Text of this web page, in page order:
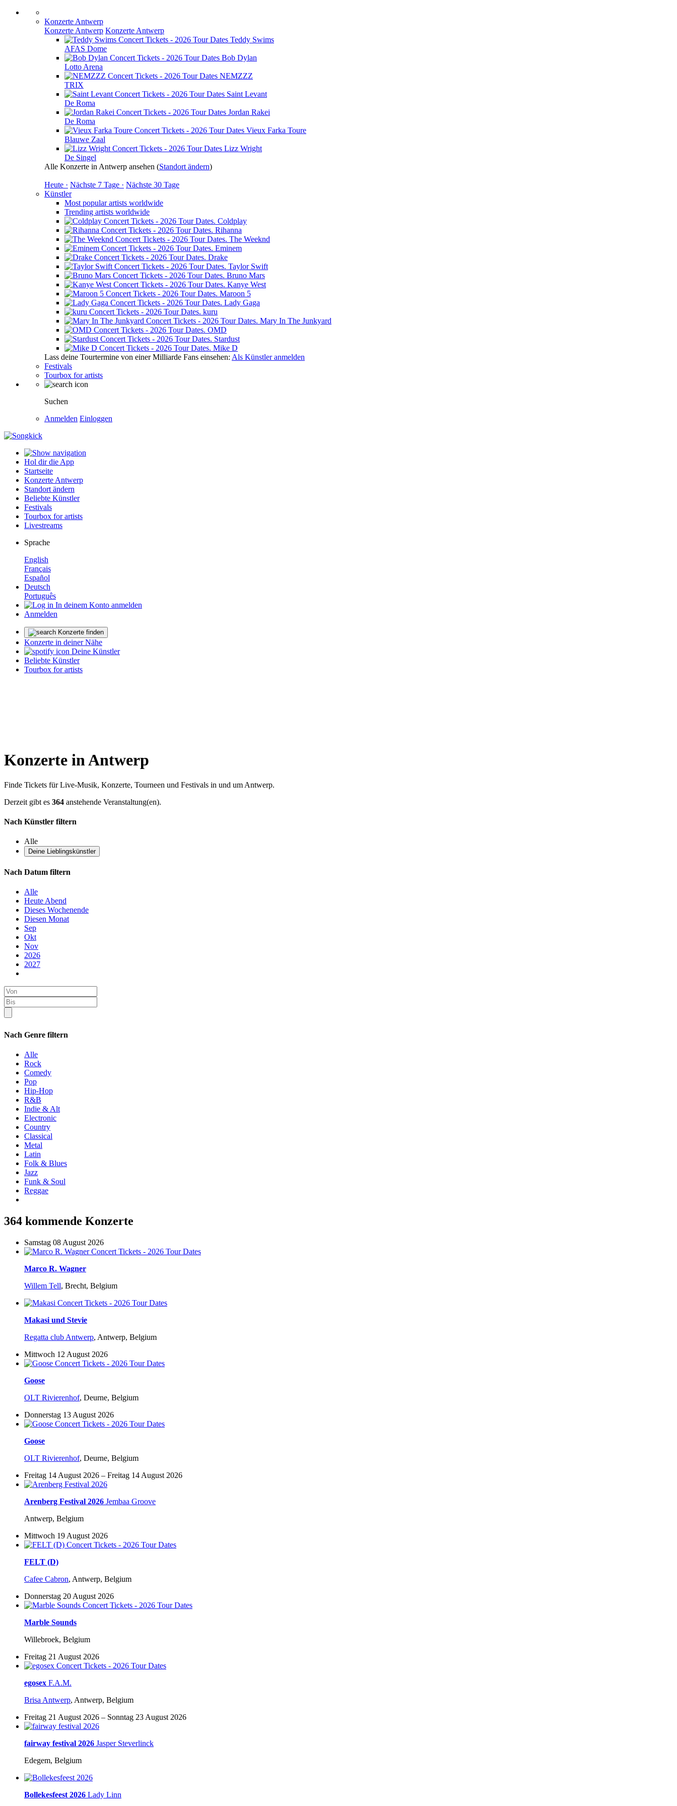
Konzerte Antwerp
Konzerte Antwerp Konzerte Antwerp
Teddy Swims
AFAS Dome
Bob Dylan
Lotto Arena
NEMZZZ
TRIX
Saint Levant
De Roma
Jordan Rakei
De Roma
Vieux Farka Toure
Blauwe Zaal
Lizz Wright
De Singel
Alle Konzerte in Antwerp ansehen (Standort ändern)
Heute · Nächste 7 Tage · Nächste 30 Tage
Künstler
Most popular artists worldwide
Trending artists worldwide
Coldplay
Rihanna
The Weeknd
Eminem
Drake
Taylor Swift
Bruno Mars
Kanye West
Maroon 5
Lady Gaga
kuru
Mary In The Junkyard
OMD
Stardust
Mike D
Lass deine Tourtermine von einer Milliarde Fans einsehen: Als Künstler anmelden
Festivals
Tourbox for artists
Suchen
Anmelden Einloggen
Hol dir die App
Startseite
Konzerte Antwerp
Standort ändern
Beliebte Künstler
Festivals
Tourbox for artists
Livestreams
Sprache
English
Français
Español
Deutsch
Português
In deinem Konto anmelden
Anmelden
Konzerte finden
Konzerte in deiner Nähe
Deine Künstler
Beliebte Künstler
Tourbox for artists
Konzerte in Antwerp
Finde Tickets für Live-Musik, Konzerte, Tourneen und Festivals in und um Antwerp.
Derzeit gibt es 364 anstehende Veranstaltung(en).
Nach Künstler filtern
Alle
Deine Lieblingskünstler
Nach Datum filtern
Alle
Heute Abend
Dieses Wochenende
Diesen Monat
Sep
Okt
Nov
2026
2027
Nach Genre filtern
Alle
Rock
Comedy
Pop
Hip-Hop
R&B
Indie & Alt
Electronic
Country
Classical
Metal
Latin
Folk & Blues
Jazz
Funk & Soul
Reggae
364 kommende Konzerte
Samstag 08 August 2026
Marco R. Wagner
Willem Tell, Brecht, Belgium
Makasi und Stevie
Regatta club Antwerp, Antwerp, Belgium
Mittwoch 12 August 2026
Goose
OLT Rivierenhof, Deurne, Belgium
Donnerstag 13 August 2026
Goose
OLT Rivierenhof, Deurne, Belgium
Freitag 14 August 2026 – Freitag 14 August 2026
Arenberg Festival 2026 Jembaa Groove
Antwerp, Belgium
Mittwoch 19 August 2026
FELT (D)
Cafee Cabron, Antwerp, Belgium
Donnerstag 20 August 2026
Marble Sounds
Willebroek, Belgium
Freitag 21 August 2026
egosex F.A.M.
Brisa Antwerp, Antwerp, Belgium
Freitag 21 August 2026 – Sonntag 23 August 2026
fairway festival 2026 Jasper Steverlinck
Edegem, Belgium
Bollekesfeest 2026 Lady Linn